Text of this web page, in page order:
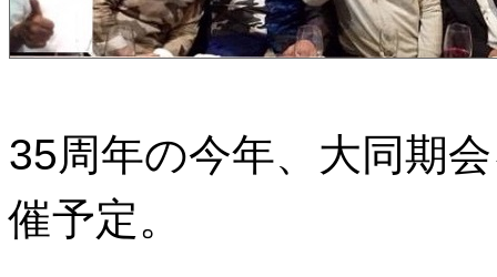
35周年の今年、大同期
催予定。